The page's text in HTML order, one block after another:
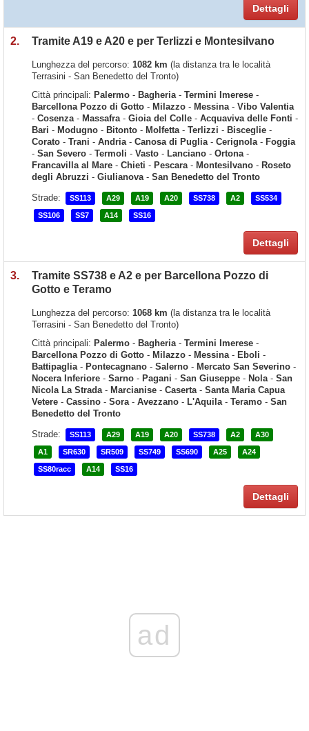
Dettagli
2. Tramite A19 e A20 e per Terlizzi e Montesilvano
Lunghezza del percorso: 1082 km (la distanza tra le località
Terrasini - San Benedetto del Tronto)
Città principali: Palermo - Bagheria- Termini Imerese -
Barcellona Pozzo di Gotto - Milazzo - Messina- Vibo Valentia
- Cosenza- Massafra- Gioia del Colle - Acquaviva delle Fonti -
Bari - Modugno - Bitonto - Molfetta- Terlizzi - Bisceglie -
Corato - Trani - Andria- Canosa di Puglia- Cerignola- Foggia
- San Severo - Termoli - Vasto - Lanciano - Ortona-
Francavilla al Mare - Chieti - Pescara- Montesilvano - Roseto
degli Abruzzi - Giulianova- San Benedetto del Tronto
Strade:
SS113 A29 A19 A20 SS738 A2 SS534
SS106 SS7 A14 SS16
Dettagli
3.
Tramite SS738 e A2 e per Barcellona Pozzo di
Gotto e Teramo
Lunghezza del percorso: 1068 km (la distanza tra le località
Terrasini - San Benedetto del Tronto)
Città principali: Palermo - Bagheria- Termini Imerese -
Barcellona Pozzo di Gotto - Milazzo - Messina- Eboli -
Battipaglia- Pontecagnano - Salerno - Mercato San Severino -
Nocera Inferiore - Sarno - Pagani - San Giuseppe - Nola- San
Nicola La Strada- Marcianise - Caserta- Santa Maria Capua
Vetere - Cassino - Sora- Avezzano - L'Aquila- Teramo - San
Benedetto del Tronto
Strade:
SS113 A29 A19 A20 SS738 A2 A30
A1 SR630 SR509 SS749 SS690 A25 A24
SS80racc A14 SS16
Dettagli
ad